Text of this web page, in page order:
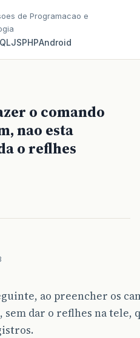
de Programacao e
JSPHPAndroid
o comando
nao esta
o reflhes
ao preencher os
sem dar o reflhes na tele,